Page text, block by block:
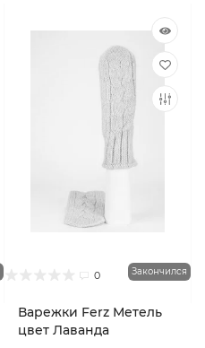
0 Закончился
Варежки Ferz Метель
цвет Лаванда